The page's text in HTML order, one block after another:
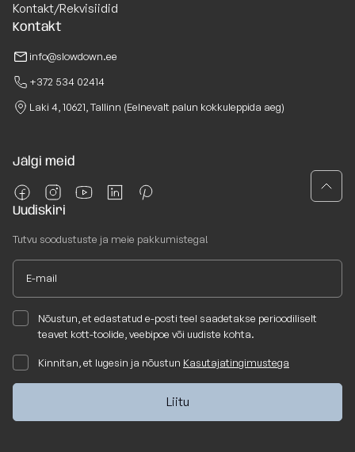
Kontakt/Rekvisiidid
Kontakt
info@slowdown.ee
+372 534 02414
Laki 4, 10621, Tallinn (Eelnevalt palun kokkuleppida aeg)
Jälgi meid
Uudiskiri
Tutvu soodustuste ja meie pakkumistega!
Nõustun, et edastatud e-posti teel saadetakse perioodiliselt
teavet kott-toolide, veebipoe või uudiste kohta.
Kinnitan, et lugesin ja nõustun Kasutajatingimustega